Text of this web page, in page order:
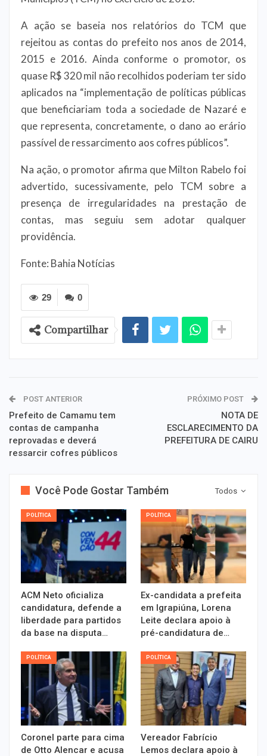
A ação se baseia nos relatórios do TCM que
rejeitou as contas do prefeito nos anos de 2014,
2015 e 2016. Ainda conforme o promotor, os
quase R$ 320 mil não recolhidos poderiam ter sido
aplicados na “implementação de políticas públicas
que beneficiariam toda a sociedade de Nazaré e
que representa, concretamente, o dano ao erário
passível de ressarcimento aos cofres públicos”.
Na ação, o promotor afirma que Milton Rabelo foi
advertido, sucessivamente, pelo TCM sobre a
presença de irregularidades na prestação de
contas, mas seguiu sem adotar qualquer
providência.
Fonte: Bahia Notícias
0
29
Compartilhar
POST ANTERIOR
Prefeito de Camamu tem
contas de campanha
reprovadas e deverá
ressarcir cofres públicos
PRÓXIMO POST
NOTA DE
ESCLARECIMENTO DA
PREFEITURA DE CAIRU
Todos
Você Pode Gostar Também
POLÍTICA
ACM Neto oficializa
candidatura, defende a
liberdade para partidos
da base na disputa…
POLÍTICA
Ex-candidata a prefeita
em Igrapiúna, Lorena
Leite declara apoio à
pré-candidatura de…
POLÍTICA
Coronel parte para cima
de Otto Alencar e acusa
POLÍTICA
Vereador Fabrício
Lemos declara apoio à